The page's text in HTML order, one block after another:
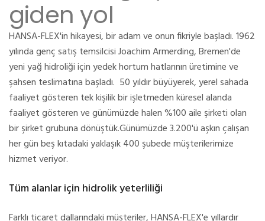
giden yol
HANSA-FLEX'in hikayesi, bir adam ve onun fikriyle başladı. 1962
yılında genç satış temsilcisi Joachim Armerding, Bremen'de
yeni yağ hidroliği için yedek hortum hatlarının üretimine ve
şahsen teslimatına başladı. 50 yıldır büyüyerek, yerel sahada
faaliyet gösteren tek kişilik bir işletmeden küresel alanda
faaliyet gösteren ve günümüzde halen %100 aile şirketi olan
bir şirket grubuna dönüştük.Günümüzde 3.200'ü aşkın çalışan
her gün beş kıtadaki yaklaşık 400 şubede müşterilerimize
hizmet veriyor.
Tüm alanlar için hidrolik yeterliliği